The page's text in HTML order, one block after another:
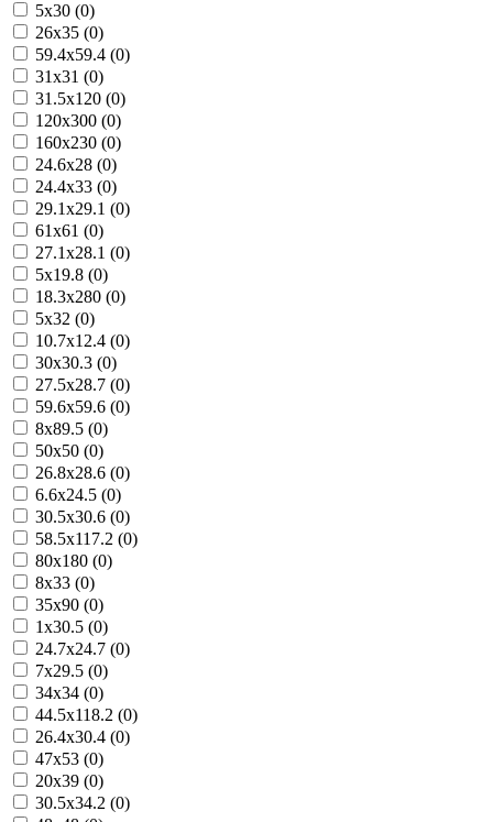
5x30 (0)
26x35 (0)
59.4x59.4 (0)
31x31 (0)
31.5x120 (0)
120x300 (0)
160x230 (0)
24.6x28 (0)
24.4x33 (0)
29.1x29.1 (0)
61x61 (0)
27.1x28.1 (0)
5x19.8 (0)
18.3x280 (0)
5x32 (0)
10.7x12.4 (0)
30x30.3 (0)
27.5x28.7 (0)
59.6x59.6 (0)
8x89.5 (0)
50x50 (0)
26.8x28.6 (0)
6.6x24.5 (0)
30.5x30.6 (0)
58.5x117.2 (0)
80x180 (0)
8x33 (0)
35x90 (0)
1x30.5 (0)
24.7x24.7 (0)
7x29.5 (0)
34x34 (0)
44.5x118.2 (0)
26.4x30.4 (0)
47x53 (0)
20x39 (0)
30.5x34.2 (0)